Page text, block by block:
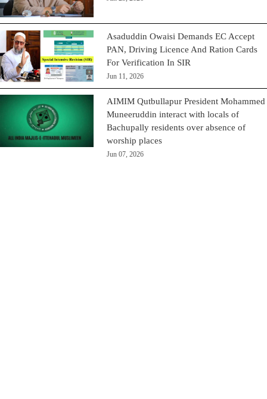
Asaduddin Owaisi Demands EC Accept
PAN, Driving Licence And Ration Cards
For Verification In SIR
Jun 11, 2026
AIMIM Qutbullapur President Mohammed
Muneeruddin interact with locals of
Bachupally residents over absence of
worship places
Jun 07, 2026